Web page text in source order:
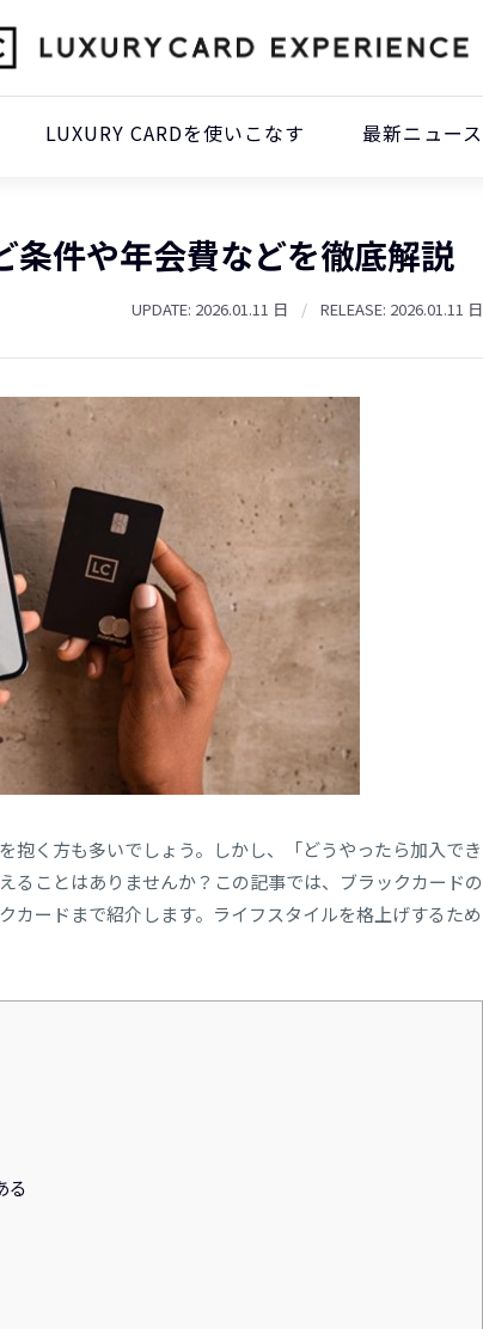
LUXURY CARDを使いこなす 最新ニュース
条件や年会費などを徹底解説
UPDATE: 2026.01.11 日 / RELEASE: 2026.01.11 日
抱く方も多いでしょう。しかし、「どうやったら加入でき
ることはありませんか？この記事では、ブラックカードの
ードまで紹介します。ライフスタイルを格上げするため
る